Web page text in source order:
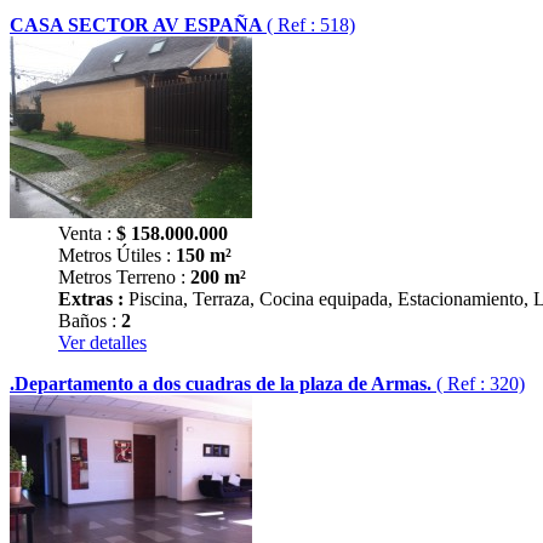
CASA SECTOR AV ESPAÑA ( Ref : 518)
Venta : $ 158.000.000
Metros Útiles : 150 m²
Metros Terreno : 200 m²
Extras : Piscina, Terraza, Cocina equipada, Estacionamiento,
Baños : 2
Ver detalles
.Departamento a dos cuadras de la plaza de Armas. ( Ref : 320)